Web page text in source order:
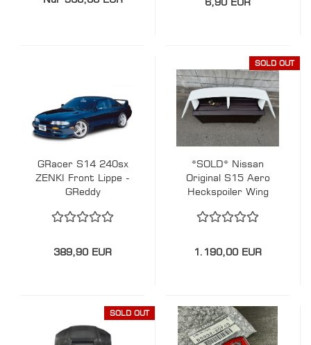
GRacer S14 240sx
ZENKI Front Lippe -
GReddy
389,90 EUR
SOLD OUT
*SOLD* Nissan
Original S15 Aero
Heckspoiler Wing
1.190,00 EUR
SOLD OUT